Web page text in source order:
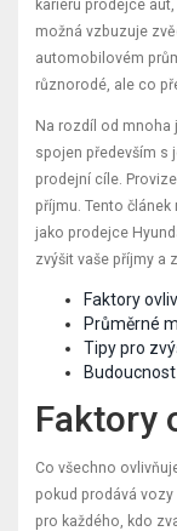
kariéru prodejce
možná vzbuzuje
automobilovém
různorodé, ale co
Na rozdíl od mnoha
spojen především s
prodejní cíle.
příjmu. Tento
jako prodejce
zvýšit vaše příjmy a
Faktory
Průměrné
Tipy pro
Faktory
Co všechno
pokud prodává vozy
pro každého, kdo